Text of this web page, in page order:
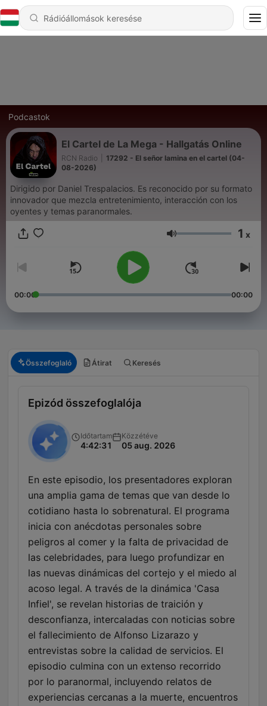
Podcastok
El Cartel de La Mega - Hallgatás Online
RCN Radio
17292 - El señor lamina en el cartel (04-
08-2026)
Dirigido por Daniel Trespalacios. Es reconocido por su formato
innovador que mezcla entretenimiento, interacción con los
oyentes y temas paranormales.
Hangerő 1 x
00:00 00:00
Összefoglaló Átirat Keresés
Epizód összefoglalója
Időtartam
4:42:31
Közzétéve
05 aug. 2026
En este episodio, los presentadores exploran
una amplia gama de temas que van desde lo
cotidiano hasta lo sobrenatural. El programa
inicia con anécdotas personales sobre
peligros al comer y la falta de privacidad de
las celebridades, para luego profundizar en
las nuevas dinámicas del cortejo y el miedo al
acoso legal. A través de la dinámica 'Casa
Infiel', se revelan historias de traición y
desconfianza, intercaladas con noticias sobre
el fallecimiento de Alfonso Lizarazo y
entrevistas sobre la calidad de servicios. El
episodio culmina con un extenso recorrido
por lo paranormal, incluyendo relatos de
experiencias cercanas a la muerte, encuentros